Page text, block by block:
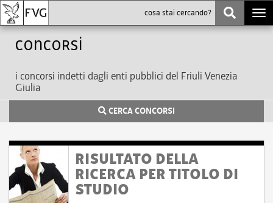
Concorsi
i concorsi indetti dagli enti pubblici del Friuli Venezia
Giulia
CERCA CONCORSI
RISULTATO DELLA
RICERCA PER TITOLO DI
STUDIO